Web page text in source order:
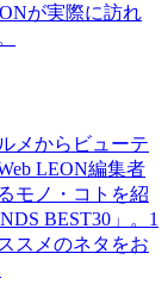
が実際に訪れ
メからビューテ
LEON編集者
モノ・コトを紹
BEST30」。1
スメのネタをお